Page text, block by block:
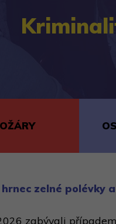
zelné polévky
zabývali